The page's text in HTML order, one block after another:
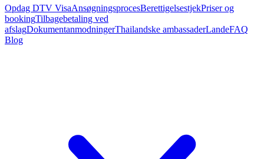
Opdag DTV VisaAnsøgningsprocesBerettigelsestjekPriser og
bookingTilbagebetaling ved
afslagDokumentanmodningerThailandske ambassaderLandeFAQ
Blog